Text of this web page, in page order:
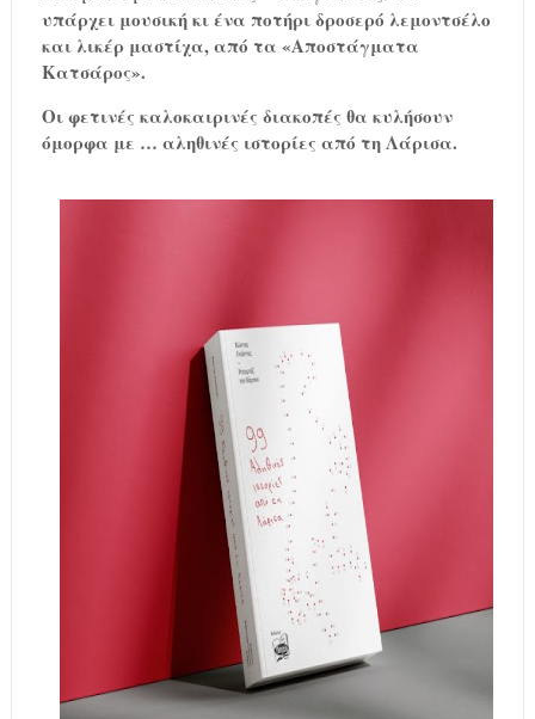
υπάρχει μουσική κι ένα ποτήρι δροσερό λεμοντσέλο
και λικέρ μαστίχα, από τα «Αποστάγματα
Κατσάρος».
Οι φετινές καλοκαιρινές διακοπές θα κυλήσουν
όμορφα με … αληθινές ιστορίες από τη Λάρισα.